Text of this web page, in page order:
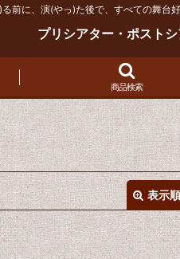
前に、演(やっ)た後で、すべての舞台
プリシアター・ポスト
商品検索
表示